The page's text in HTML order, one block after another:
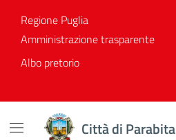
Regione Puglia
Amministrazione trasparente
Albo pretorio
Città di Parabita